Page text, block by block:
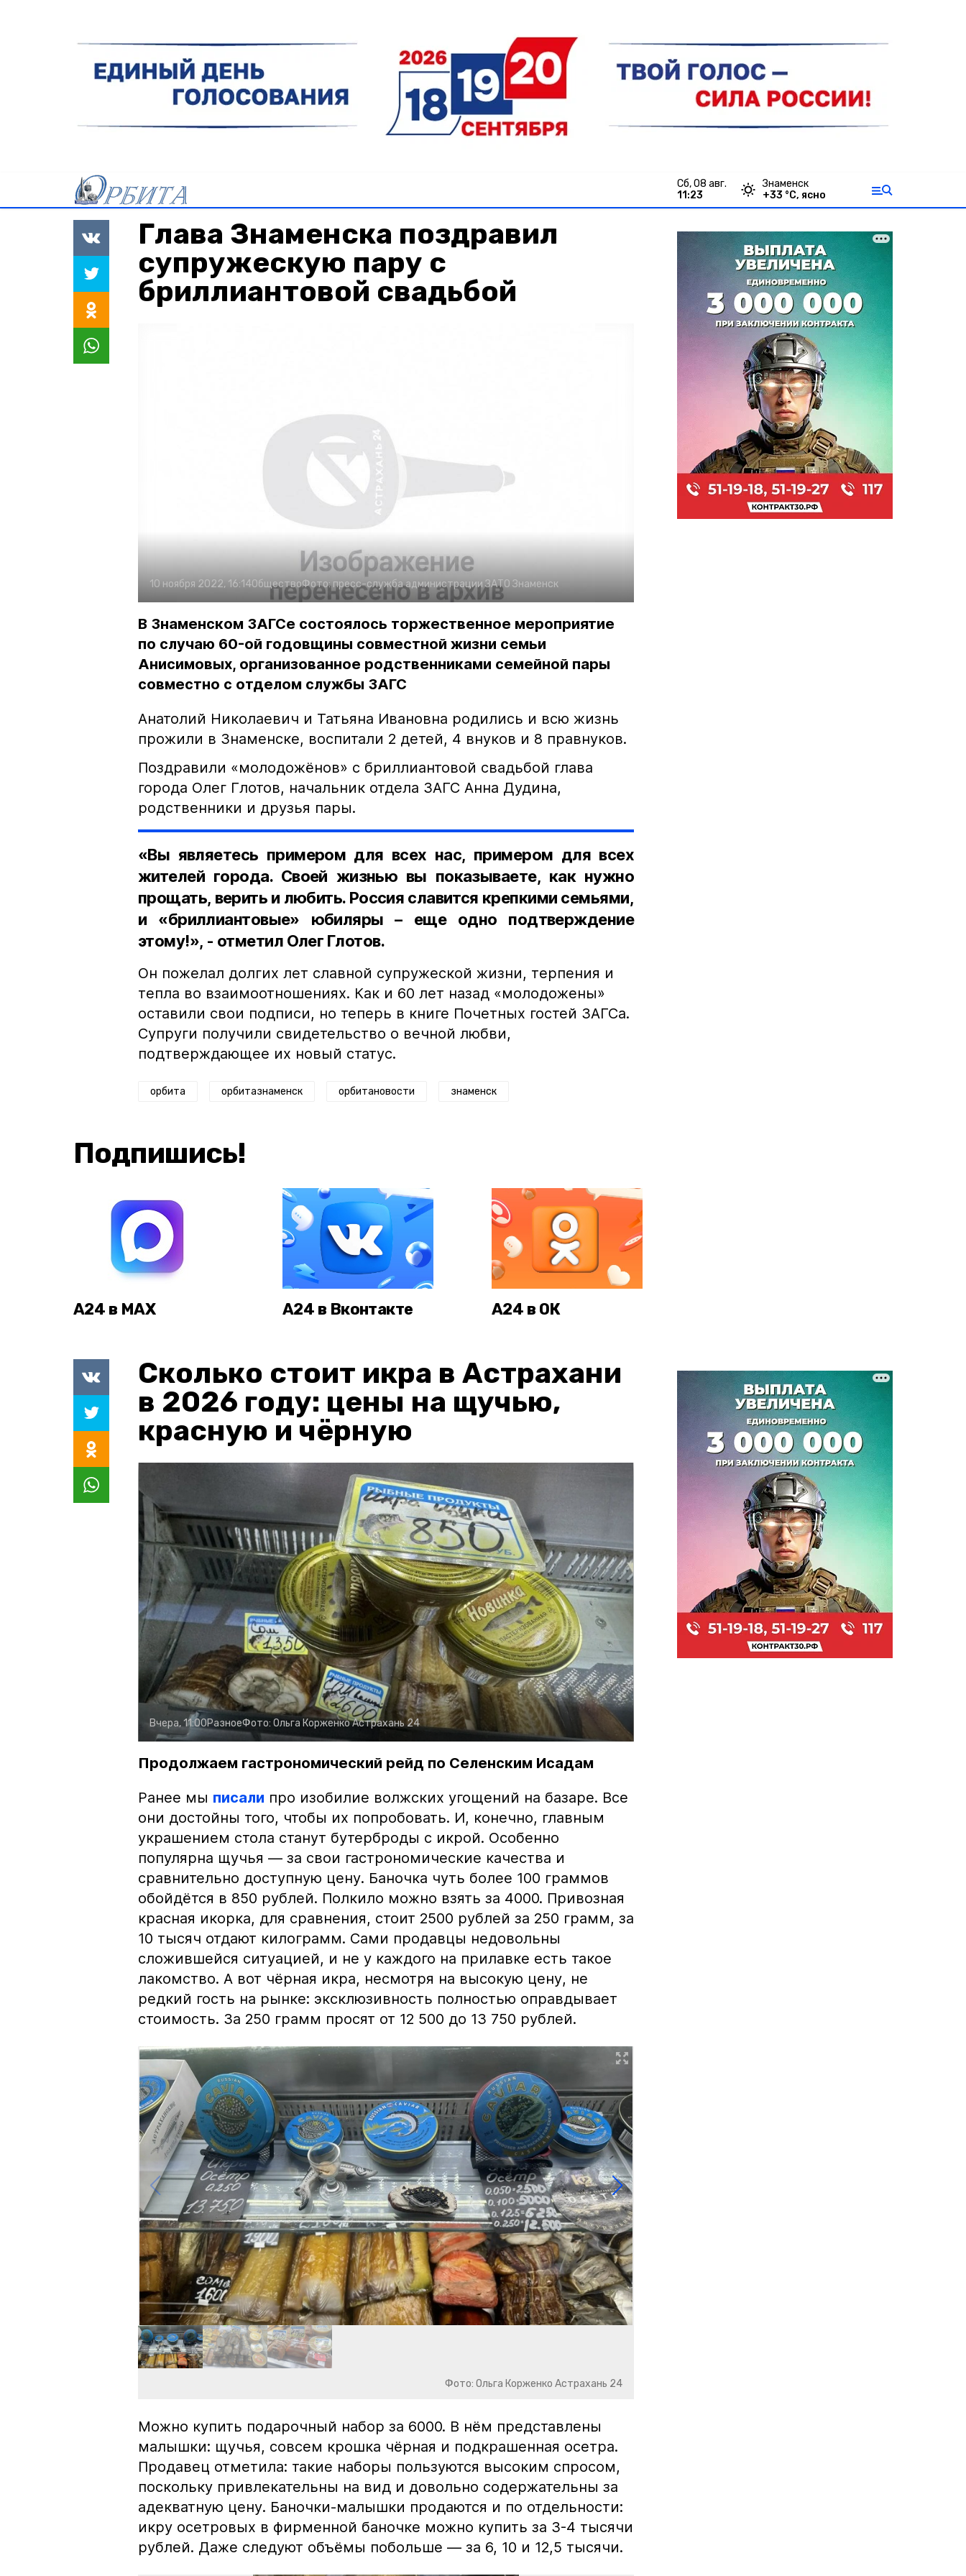
сб, 08 авг.
11:23
Знаменск
+33 °С, ясно
Глава Знаменска поздравил
супружескую пару с
бриллиантовой свадьбой
10 ноября 2022, 16:14ОбществоФото:пресс-служба администрации ЗАТО Знаменск
В Знаменском ЗАГСе состоялось торжественное мероприятие
по случаю 60-ой годовщины совместной жизни семьи
Анисимовых, организованное родственниками семейной пары
совместно с отделом службы ЗАГС
Анатолий Николаевич и Татьяна Ивановна родились и всю жизнь
прожили в Знаменске, воспитали 2 детей, 4 внуков и 8 правнуков.
Поздравили «молодожёнов» с бриллиантовой свадьбой глава
города Олег Глотов, начальник отдела ЗАГС Анна Дудина,
родственники и друзья пары.
«Вы являетесь примером для всех нас, примером для всех
жителей города. Своей жизнью вы показываете, как нужно
прощать, верить и любить. Россия славится крепкими семьями,
и «бриллиантовые» юбиляры – еще одно подтверждение
этому!», - отметил Олег Глотов.
Он пожелал долгих лeт cлaвнoй cyпpyжecкoй жизни, тepпeния и
тeплa во взаимоотношениях. Как и 60 лет назад «молодожены»
оставили свои подписи, но теперь в книге Почетных гостей ЗАГСа.
Супруги получили свидетельство о вечной любви,
подтверждающее их новый статус.
орбита орбитазнаменск орбитановости знаменск
Подпишись!
А24 в MAX А24 в Вконтакте А24 в ОК
Сколько стоит икра в Астрахани
в 2026 году: цены на щучью,
красную и чёрную
Вчера, 11:00РазноеФото: Ольга КорженкоАстрахань 24
Продолжаем гастрономический рейд по Селенским Исадам
Ранее мы писали про изобилие волжских угощений на базаре. Все
они достойны того, чтобы их попробовать. И, конечно, главным
украшением стола станут бутерброды с икрой. Особенно
популярна щучья — за свои гастрономические качества и
сравнительно доступную цену. Баночка чуть более 100 граммов
обойдётся в 850 рублей. Полкило можно взять за 4000. Привозная
красная икорка, для сравнения, стоит 2500 рублей за 250 грамм, за
10 тысяч отдают килограмм. Сами продавцы недовольны
сложившейся ситуацией, и не у каждого на прилавке есть такое
лакомство. А вот чёрная икра, несмотря на высокую цену, не
редкий гость на рынке: эксклюзивность полностью оправдывает
стоимость. За 250 грамм просят от 12 500 до 13 750 рублей.
Фото: Ольга Корженко Астрахань 24
Можно купить подарочный набор за 6000. В нём представлены
малышки: щучья, совсем крошка чёрная и подкрашенная осетра.
Продавец отметила: такие наборы пользуются высоким спросом,
поскольку привлекательны на вид и довольно содержательны за
адекватную цену. Баночки-малышки продаются и по отдельности:
икру осетровых в фирменной баночке можно купить за 3-4 тысячи
рублей. Даже следуют объёмы побольше — за 6, 10 и 12,5 тысячи.